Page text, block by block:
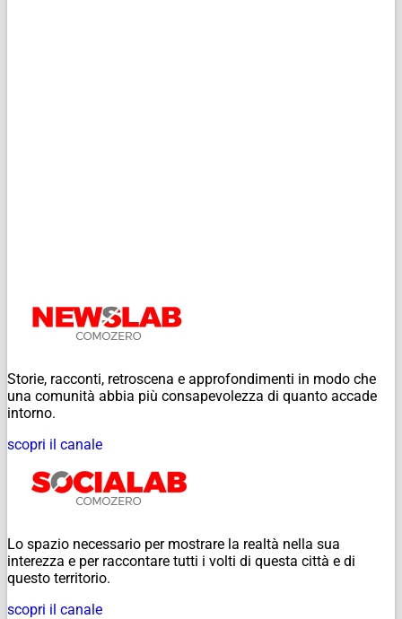
Storie, racconti, retroscena e approfondimenti in modo che
una comunità abbia più consapevolezza di quanto accade
intorno.
scopri il canale
Lo spazio necessario per mostrare la realtà nella sua
interezza e per raccontare tutti i volti di questa città e di
questo territorio.
scopri il canale